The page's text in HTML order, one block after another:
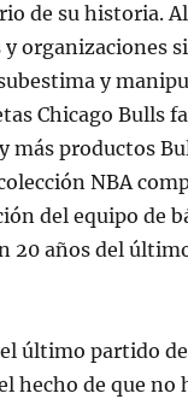
de su historia.
organizaciones
y
Chicago Bulls
más productos
NBA
del equipo de
20 años del
último partido
hecho de que no